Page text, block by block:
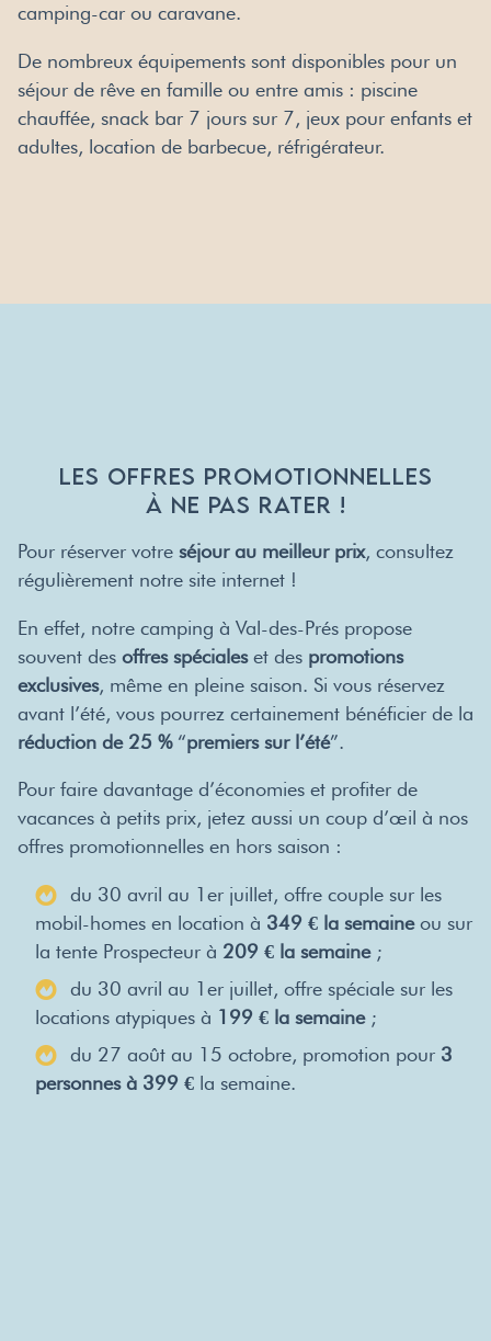
camping-car ou caravane.
De nombreux équipements sont disponibles pour un
séjour de rêve en famille ou entre amis : piscine
chauffée, snack bar 7 jours sur 7, jeux pour enfants et
adultes, location de barbecue, réfrigérateur.
LES OFFRES PROMOTIONNELLES
À NE PAS RATER !
Pour réserver votre séjour au meilleur prix, consultez
régulièrement notre site internet !
En effet, notre camping à Val-des-Prés propose
souvent des offres spécialeset des promotions
exclusives, même en pleine saison. Si vous réservez
avant l’été, vous pourrez certainement bénéficier de la
réduction de 25 %“premiers sur l’été”.
Pour faire davantage d’économies et profiter de
vacances à petits prix, jetez aussi un coup d’œil à nos
offres promotionnelles en hors saison :
du 30 avril au 1er juillet, offre couple sur les
mobil-homes en location à 349 € la semaineou sur
la tente Prospecteur à 209 € la semaine;
du 30 avril au 1er juillet, offre spéciale sur les
locations atypiques à 199 € la semaine;
du 27 août au 15 octobre, promotion pour 3
personnes à 399 € la semaine.